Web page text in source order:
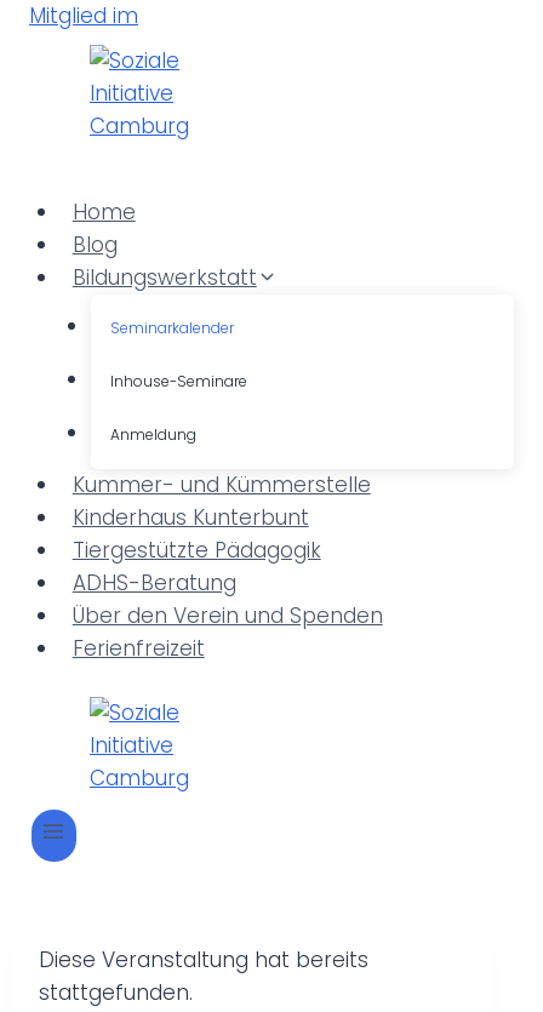
Mitglied im
Home
Blog
Bildungswerkstatt
Seminarkalender
Inhouse-Seminare
Anmeldung
Kummer- und Kümmerstelle
Kinderhaus Kunterbunt
Tiergestützte Pädagogik
ADHS-Beratung
Über den Verein und Spenden
Ferienfreizeit
Diese Veranstaltung hat bereits
stattgefunden.